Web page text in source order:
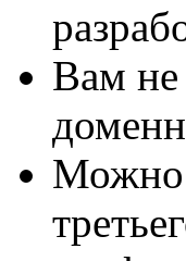
Вам не
Можно